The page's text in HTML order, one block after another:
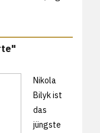
Nikola
Bilyk ist
das
jüngste